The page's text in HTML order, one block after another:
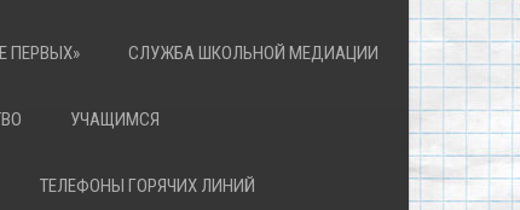
ПЕРВЫХ» СЛУЖБА ШКОЛЬНОЙ МЕДИАЦИИ
УЧАЩИМСЯ
ТЕЛЕФОНЫ ГОРЯЧИХ ЛИНИЙ